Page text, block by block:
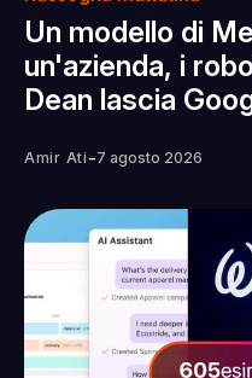
Un modello di
un'azienda, i
Dean lascia
Amir Ati -7 agosto 2026